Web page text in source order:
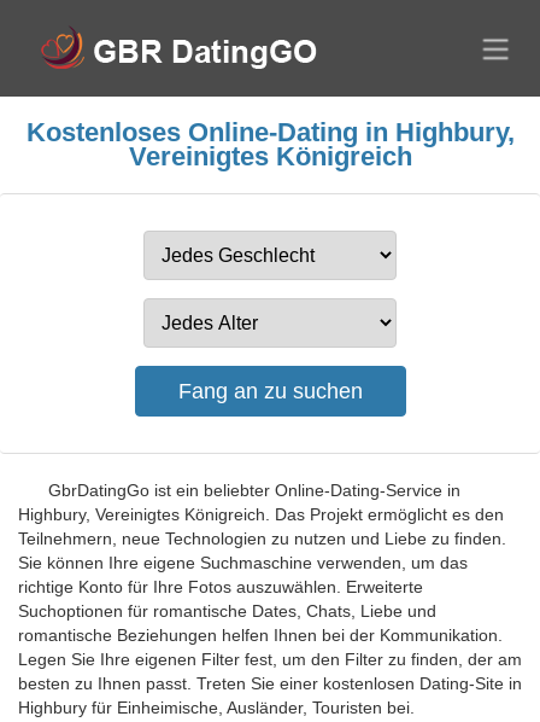
Kostenloses Online-Dating in Highbury,
Vereinigtes Königreich
GbrDatingGo ist ein beliebter Online-Dating-Service in
Highbury, Vereinigtes Königreich. Das Projekt ermöglicht es den
Teilnehmern, neue Technologien zu nutzen und Liebe zu finden.
Sie können Ihre eigene Suchmaschine verwenden, um das
richtige Konto für Ihre Fotos auszuwählen. Erweiterte
Suchoptionen für romantische Dates, Chats, Liebe und
romantische Beziehungen helfen Ihnen bei der Kommunikation.
Legen Sie Ihre eigenen Filter fest, um den Filter zu finden, der am
besten zu Ihnen passt. Treten Sie einer kostenlosen Dating-Site in
Highbury für Einheimische, Ausländer, Touristen bei.